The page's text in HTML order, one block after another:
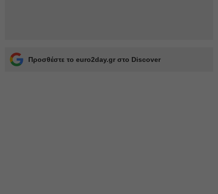
Προσθέστε το euro2day.gr στο Discover